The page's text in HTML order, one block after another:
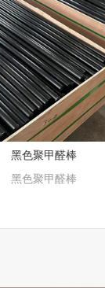
黑色聚甲醛棒
黑色聚甲醛棒